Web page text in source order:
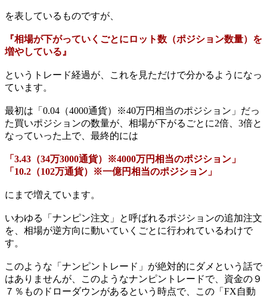
を表しているものですが、
『相場が下がっていくごとにロット数（ポジション数量）を
増やしている』
というトレード経過が、これを見ただけで分かるようになっ
ています。
最初は「0.04（4000通貨）※40万円相当のポジション」だっ
た買いポジションの数量が、相場が下がるごとに2倍、3倍と
なっていった上で、最終的には
「3.43（34万3000通貨）※4000万円相当のポジション」
「10.2（102万通貨）※一億円相当のポジション」
にまで増えています。
いわゆる「ナンピン注文」と呼ばれるポジションの追加注文
を、相場が逆方向に動いていくごとに行われているわけで
す。
このような「ナンピントレード」が絶対的にダメという話で
はありませんが、このようなナンピントレードで、資金の９
７％ものドローダウンがあるという時点で、この「FX自動